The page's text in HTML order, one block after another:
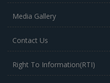
Media Gallery
Contact Us
Right To Information(RTI)